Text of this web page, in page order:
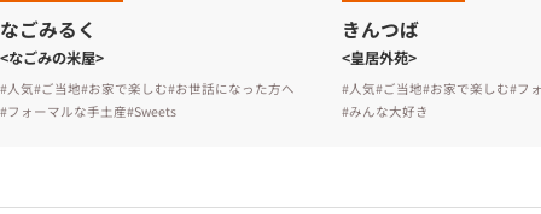
なごみるく
<なごみの米屋>
#人気#ご当地#お家で楽しむ#お世話になった方へ
#フォーマルな手土産#Sweets
きんつば
<皇居外苑>
#人気#ご当地#お家で楽しむ#フ
#みんな大好き